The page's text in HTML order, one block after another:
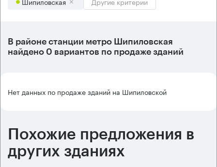
В районе станции метро Шипиловская
найдено 0 вариантов по продаже зданий
Нет данных по продаже зданий на Шипиловской
Похожие предложения в
других зданиях